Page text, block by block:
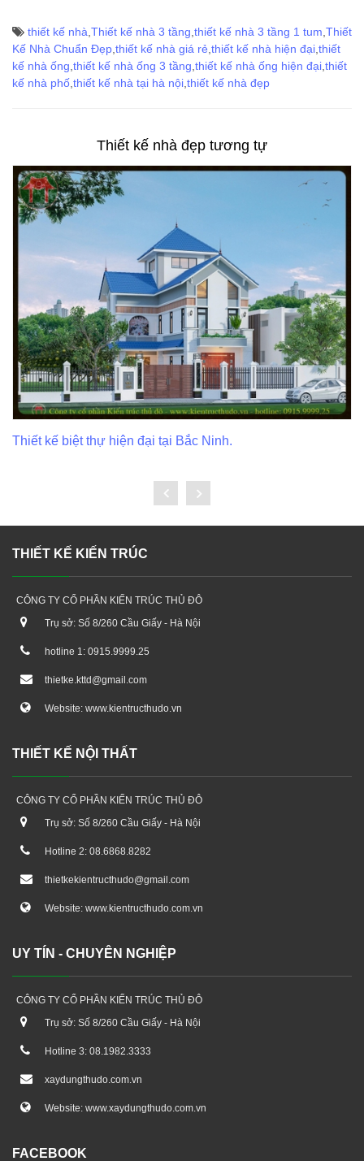
thiết kế nhà,Thiết kế nhà 3 tầng,thiết kế nhà 3 tầng 1 tum,Thiết
Kế Nhà Chuẩn Đẹp,thiết kế nhà giá rẻ,thiết kế nhà hiện đại,thiết
kế nhà ống,thiết kế nhà ống 3 tầng,thiết kế nhà ống hiện đại,thiết
kế nhà phố,thiết kế nhà tại hà nội,thiết kế nhà đẹp
Thiết kế nhà đẹp tương tự
Thiết kế biệt thự hiện đại tại Bắc Ninh.
THIẾT KẾ KIẾN TRÚC
CÔNG TY CỔ PHẦN KIẾN TRÚC THỦ ĐÔ
Trụ sở: Số 8/260 Cầu Giấy - Hà Nội
hotline 1: 0915.9999.25
thietke.kttd@gmail.com
Website: www.kientructhudo.vn
THIẾT KẾ NỘI THẤT
CÔNG TY CỔ PHẦN KIẾN TRÚC THỦ ĐÔ
Trụ sở: Số 8/260 Cầu Giấy - Hà Nội
Hotline 2: 08.6868.8282
thietkekientructhudo@gmail.com
Website: www.kientructhudo.com.vn
UY TÍN - CHUYÊN NGHIỆP
CÔNG TY CỔ PHẦN KIẾN TRÚC THỦ ĐÔ
Trụ sở: Số 8/260 Cầu Giấy - Hà Nội
Hotline 3: 08.1982.3333
xaydungthudo.com.vn
Website: www.xaydungthudo.com.vn
FACEBOOK